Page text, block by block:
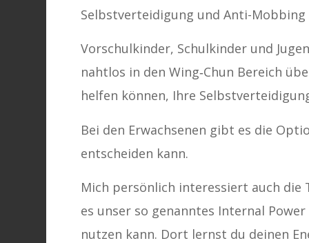
Selbstverteidigung und Anti-Mobbing
Vorschulkinder, Schulkinder und
nahtlos in den Wing‐Chun Bereich
helfen können, Ihre
Bei den Erwachsenen gibt es die
entscheiden kann.
Mich persönlich interessiert auch
es unser so genanntes Internal
nutzen kann. Dort lernst du deinen